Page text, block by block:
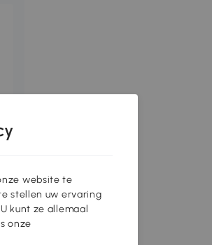
website te
stellen uw ervaring
kunt ze allemaal
onze